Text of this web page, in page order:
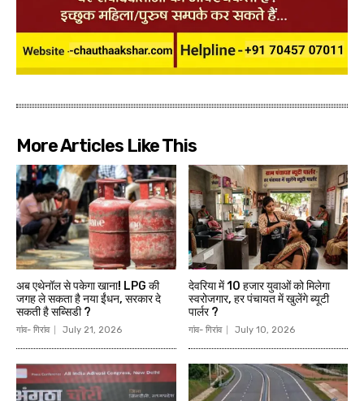
More Articles Like This
अब एथेनॉल से पकेगा खाना! LPG की
जगह ले सकता है नया ईंधन, सरकार दे
सकती है सब्सिडी ?
गांव- गिरांव July 21, 2026
देवरिया में 10 हजार युवाओं को मिलेगा
स्वरोजगार, हर पंचायत में खुलेंगे ब्यूटी
पार्लर ?
गांव- गिरांव July 10, 2026